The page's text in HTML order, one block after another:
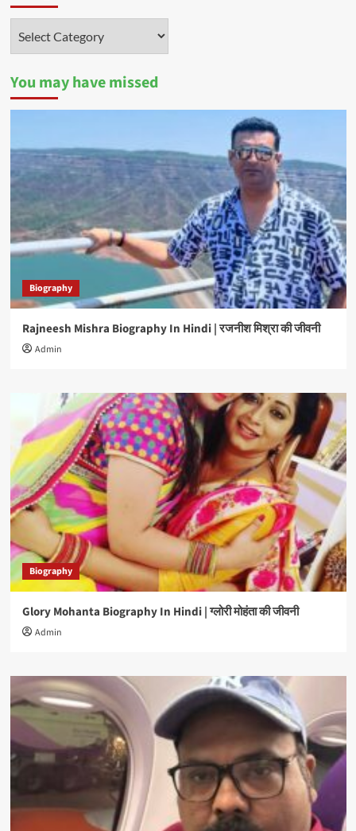
You may have missed
Biography
Rajneesh Mishra Biography In Hindi | रजनीश मिश्रा की जीवनी
Admin
Biography
Glory Mohanta Biography In Hindi | ग्लोरी मोहंता की जीवनी
Admin